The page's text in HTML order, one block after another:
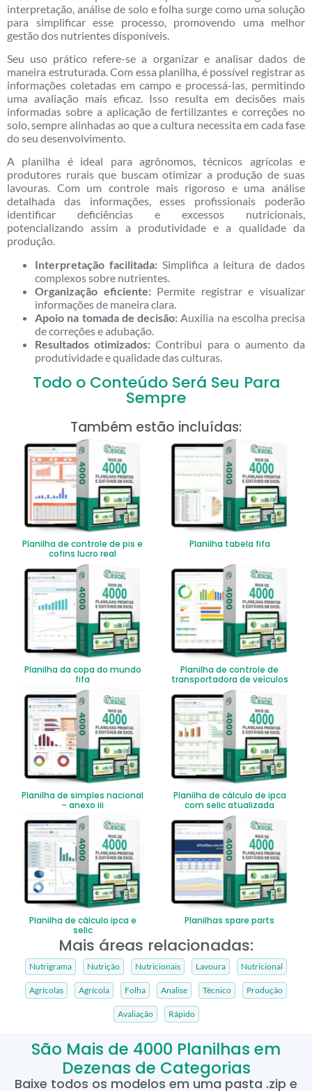
interpretação, análise de solo e folha surge como uma solução
para simplificar esse processo, promovendo uma melhor
gestão dos nutrientes disponíveis.
Seu uso prático refere-se a organizar e analisar dados de
maneira estruturada. Com essa planilha, é possível registrar as
informações coletadas em campo e processá-las, permitindo
uma avaliação mais eficaz. Isso resulta em decisões mais
informadas sobre a aplicação de fertilizantes e correções no
solo, sempre alinhadas ao que a cultura necessita em cada fase
do seu desenvolvimento.
A planilha é ideal para agrônomos, técnicos agrícolas e
produtores rurais que buscam otimizar a produção de suas
lavouras. Com um controle mais rigoroso e uma análise
detalhada das informações, esses profissionais poderão
identificar deficiências e excessos nutricionais,
potencializando assim a produtividade e a qualidade da
produção.
Interpretação facilitada:Simplifica a leitura de dados
complexos sobre nutrientes.
Organização eficiente:Permite registrar e visualizar
informações de maneira clara.
Apoio na tomada de decisão: Auxilia na escolha precisa
de correções e adubação.
Resultados otimizados: Contribui para o aumento da
produtividade e qualidade das culturas.
Todo o Conteúdo Será Seu Para
Sempre
Também estão incluídas:
Planilha de controle de pis e
cofins lucro real
Planilha tabela fifa
Planilha da copa do mundo
fifa
Planilha de controle de
transportadora de veículos
Planilha de simples nacional
– anexo iii
Planilha de cálculo de ipca
com selic atualizada
Planilha de cálculo ipca e
selic
Planilhas spare parts
Mais áreas relacionadas:
Nutrigrama Nutrição Nutricionais Lavoura Nutricional
Agrícolas Agrícola Folha Analise Técnico Produção
Avaliação Rápido
São Mais de 4000 Planilhas em
Dezenas de Categorias
Baixe todos os modelos em uma pasta .zip e